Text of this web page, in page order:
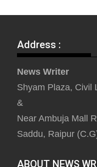
Address :
News Writer
Shyam Plaza, Civil
&
Near Ambuja Mall
Saddu, Raipur
ABOUT NEWS